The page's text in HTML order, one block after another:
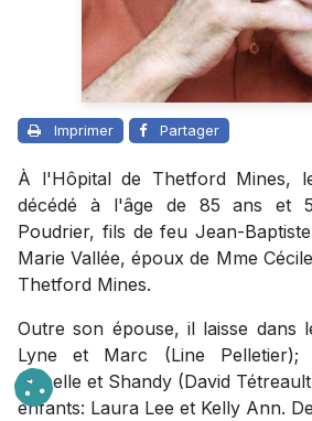
Imprimer Partager
À l'Hôpital de Thetford Mines,
décédé à l'âge de 85 ans et
Poudrier, fils de feu Jean-
Marie Vallée, époux de Mme
Thetford Mines.
Outre son épouse, il laisse dans
Lyne et Marc (Line Pelletier);
Isabelle et Shandy (David
enfants: Laura Lee et Kelly Ann.